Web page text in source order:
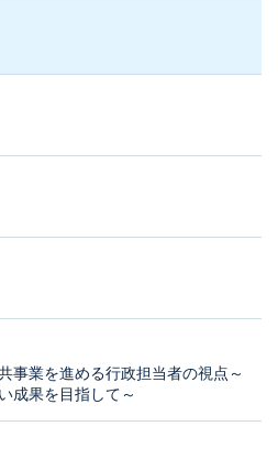
事業を進める行政担当者の視点～
成果を目指して～